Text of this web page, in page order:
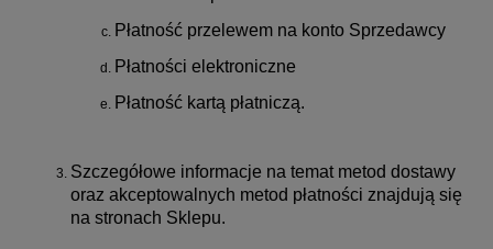
Płatność przelewem na konto Sprzedawcy
Płatności elektroniczne
Płatność kartą płatniczą.
Szczegółowe informacje na temat metod dostawy
oraz akceptowalnych metod płatności znajdują się
na stronach Sklepu.